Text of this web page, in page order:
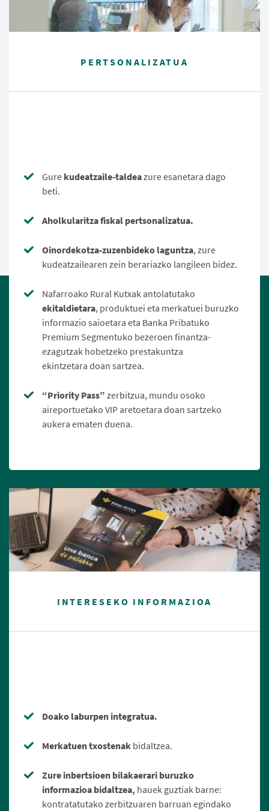
PERTSONALIZATUA
Gure kudeatzaile-taldeazure esanetara dago
beti.
Aholkularitza fiskal pertsonalizatua.
Oinordekotza-zuzenbideko laguntza, zure
kudeatzailearen zein berariazko langileen bidez.
Nafarroako Rural Kutxak antolatutako
ekitaldietara, produktuei eta merkatuei buruzko
informazio saioetara eta Banka Pribatuko
Premium Segmentuko bezeroen finantza-
ezagutzak hobetzeko prestakuntza
ekintzetara doan sartzea.
“Priority Pass” zerbitzua, mundu osoko
aireportuetako VIP aretoetara doan sartzeko
aukera ematen duena.
INTERESEKO INFORMAZIOA
Doako laburpen integratua.
Merkatuen txostenak bidaltzea.
Zure inbertsioen bilakaerari buruzko
informazioa bidaltzea, hauek guztiak barne:
kontratatutako zerbitzuaren barruan egindako